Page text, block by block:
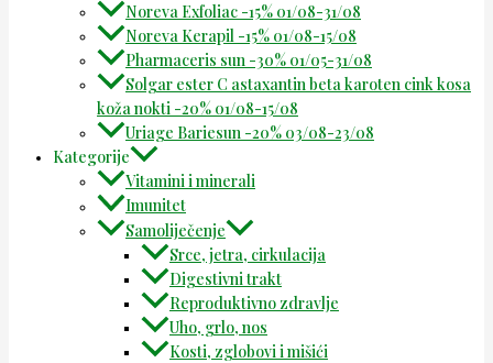
Noreva Exfoliac -15% 01/08-31/08
Noreva Kerapil -15% 01/08-15/08
Pharmaceris sun -30% 01/05-31/08
Solgar ester C astaxantin beta karoten cink kosa
koža nokti -20% 01/08-15/08
Uriage Bariesun -20% 03/08-23/08
Kategorije
Vitamini i minerali
Imunitet
Samoliječenje
Srce, jetra, cirkulacija
Digestivni trakt
Reproduktivno zdravlje
Uho, grlo, nos
Kosti, zglobovi i mišići